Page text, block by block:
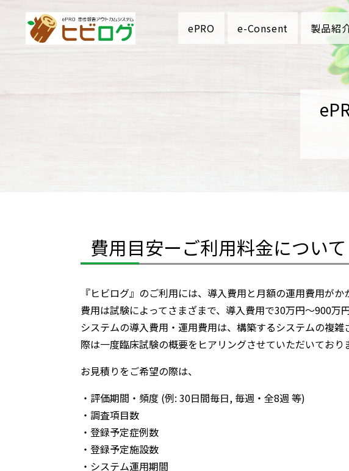
ePRO e-Consent 製品紹
費用目安ーご利用料金について
『ヒビログ』のご利用には、導入費用と月額の運用費用がか
費用は試験によってさまざまで、導入費用で30万円～900万
システムの導入費用・運用費用は、構築するシステムの複
際は一度臨床試験の概要をヒアリングさせていただいており
お見積りをご希望の際は、
・評価期間・頻度 (例: 30日間毎日, 毎週・全8週 等)
・調査項目数
・登録予定症例数
・登録予定施設数
・システム運用期間